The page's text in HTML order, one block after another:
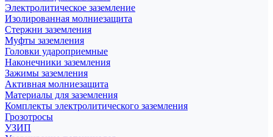
Электролитическое заземление
Изолированная молниезащита
Стержни заземления
Муфты заземления
Головки удароприемные
Наконечники заземления
Зажимы заземления
Активная молниезащита
Материалы для заземления
Комплекты электролитического заземления
Грозотросы
УЗИП